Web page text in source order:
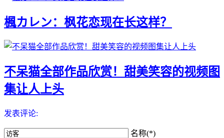
楓カレン：枫花恋现在长这样？
不呆猫全部作品欣赏！甜美笑容的视频图
集让人上头
发表评论:
名称(*)